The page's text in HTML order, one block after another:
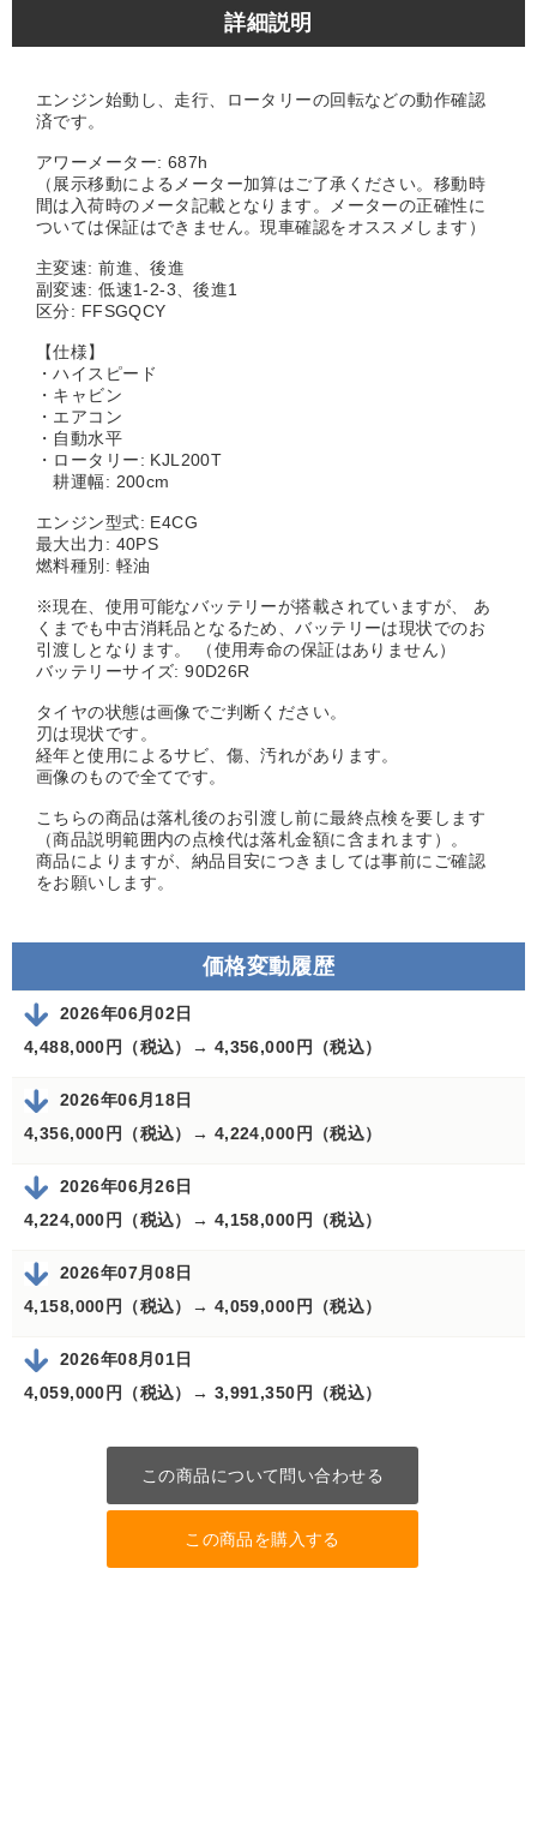
詳細説明
エンジン始動し、走行、ロータリーの回転などの動作確認
済です。
アワーメーター: 687h
（展示移動によるメーター加算はご了承ください。移動時
間は入荷時のメータ記載となります。メーターの正確性に
ついては保証はできません。現車確認をオススメします）
主変速: 前進、後進
副変速: 低速1-2-3、後進1
区分: FFSGQCY
【仕様】
・ハイスピード
・キャビン
・エアコン
・自動水平
・ロータリー: KJL200T
耕運幅: 200cm
エンジン型式: E4CG
最大出力: 40PS
燃料種別: 軽油
※現在、使用可能なバッテリーが搭載されていますが、 あ
くまでも中古消耗品となるため、バッテリーは現状でのお
引渡しとなります。 （使用寿命の保証はありません）
バッテリーサイズ: 90D26R
タイヤの状態は画像でご判断ください。
刃は現状です。
経年と使用によるサビ、傷、汚れがあります。
画像のもので全てです。
こちらの商品は落札後のお引渡し前に最終点検を要します
（商品説明範囲内の点検代は落札金額に含まれます）。
商品によりますが、納品目安につきましては事前にご確認
をお願いします。
価格変動履歴
2026年06月02日
4,488,000円（税込）→ 4,356,000円（税込）
2026年06月18日
4,356,000円（税込）→ 4,224,000円（税込）
2026年06月26日
4,224,000円（税込）→ 4,158,000円（税込）
2026年07月08日
4,158,000円（税込）→ 4,059,000円（税込）
2026年08月01日
4,059,000円（税込）→ 3,991,350円（税込）
この商品について問い合わせる
この商品を購入する